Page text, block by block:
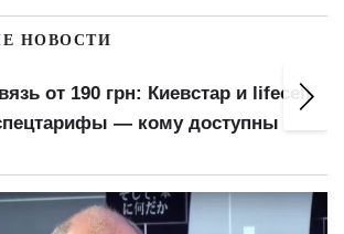
НОВОСТИ
от 190 грн: Киевстар и lifecell
— кому доступны